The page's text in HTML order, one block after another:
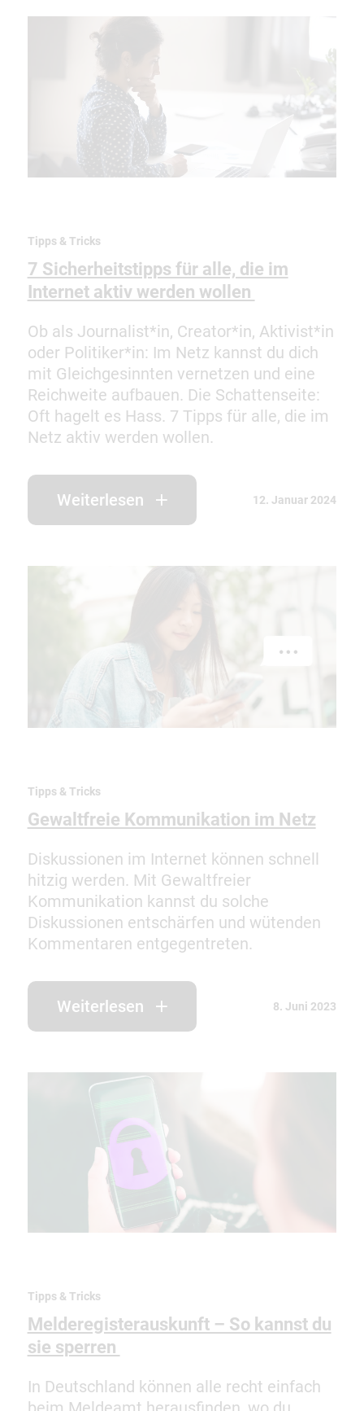
Tipps & Tricks
7 Sicherheitstipps für alle, die im
Internet aktiv werden wollen
Ob als Journalist*in, Creator*in, Aktivist*in
oder Politiker*in: Im Netz kannst du dich
mit Gleichgesinnten vernetzen und eine
Reichweite aufbauen. Die Schattenseite:
Oft hagelt es Hass. 7 Tipps für alle, die im
Netz aktiv werden wollen.
Weiterlesen 12. Januar 2024
Tipps & Tricks
Gewaltfreie Kommunikation im Netz
Diskussionen im Internet können schnell
hitzig werden. Mit Gewaltfreier
Kommunikation kannst du solche
Diskussionen entschärfen und wütenden
Kommentaren entgegentreten.
Weiterlesen 8. Juni 2023
Tipps & Tricks
Melderegisterauskunft – So kannst du
sie sperren
In Deutschland können alle recht einfach